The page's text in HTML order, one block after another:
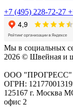
+7 (495) 228-72-27
Мы в социальных
2026 © Швейная и
ООО "ПРОГРЕСС"
ОГРН:
125167 г. Москва
офис 2